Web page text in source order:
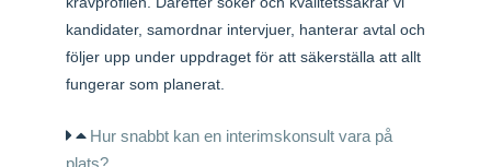
kandidater, samordnar intervjuer, hanterar avtal och
följer upp under uppdraget för att säkerställa att allt
fungerar som planerat.
Hur snabbt kan en interimskonsult vara på